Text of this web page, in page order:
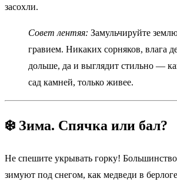
засохли.
Совет лентяя: Замульчируйте
гравием. Никаких сорняков, влага
дольше, да и выглядит стильно —
сад камней, только живее.
❄️ Зима. Спячка или бал?
Не спешите укрывать горку!
зимуют под снегом, как медведи в